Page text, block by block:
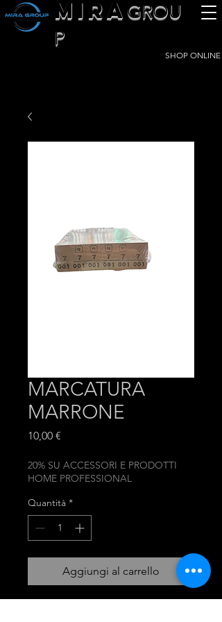
SHOP ONLINE
MIRA GROU
P
MARCATURA
MARRONE
10,00 €
20% SU ACCESSORI E PRODOTTI
HOME PROFESSIONAL
Quantità *
Aggiungi al carrello